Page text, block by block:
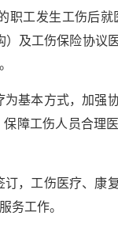
工发生工伤后就
及工伤保险协议
基本方式，加强
障工伤人员合理
，工伤医疗、康
务工作。